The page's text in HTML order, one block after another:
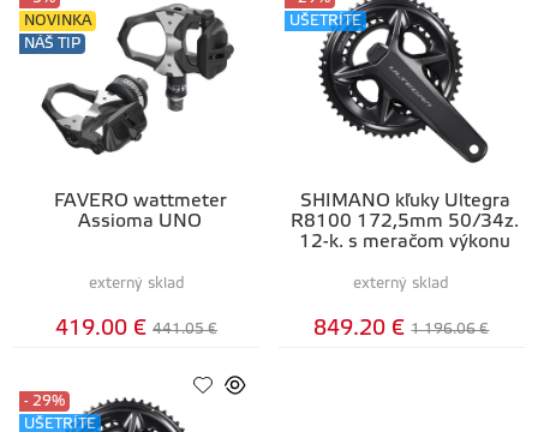
FAVERO wattmeter
Assioma UNO
NOVINKA
NÁŠ TIP
externý sklad
419.00 € 441.05 €
SHIMANO kľuky Ultegra
R8100 172,5mm 50/34z.
12-k. s meračom výkonu
UŠETRÍTE
externý sklad
849.20 € 1 196.06 €
- 29%
UŠETRÍTE